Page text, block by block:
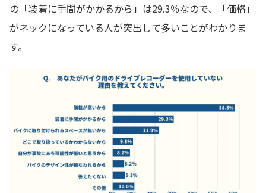
の「装着に手間がかかるから」は29.3％なので、「価格」
がネックになっている人が突出して多いことがわかりま
す。